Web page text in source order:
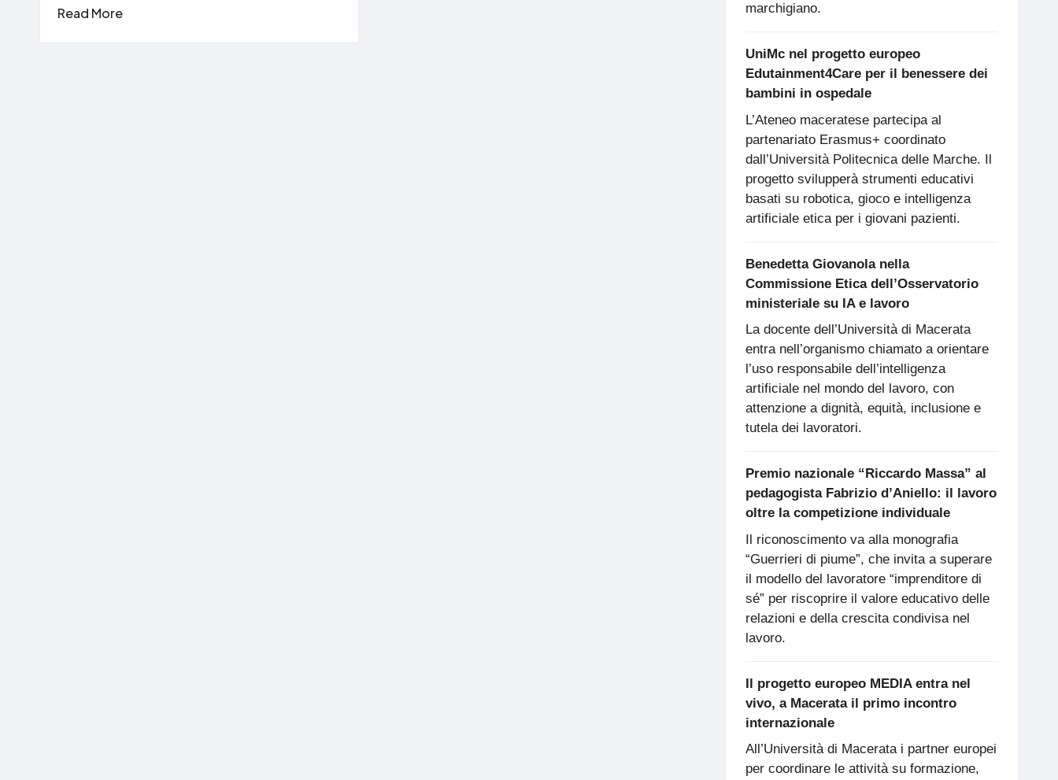
Read More
marchigiano.
UniMc nel progetto europeo
Edutainment4Care per il benessere dei
bambini in ospedale
L’Ateneo maceratese partecipa al
partenariato Erasmus+ coordinato
dall’Università Politecnica delle Marche. Il
progetto svilupperà strumenti educativi
basati su robotica, gioco e intelligenza
artificiale etica per i giovani pazienti.
Benedetta Giovanola nella
Commissione Etica dell’Osservatorio
ministeriale su IA e lavoro
La docente dell’Università di Macerata
entra nell’organismo chiamato a orientare
l’uso responsabile dell’intelligenza
artificiale nel mondo del lavoro, con
attenzione a dignità, equità, inclusione e
tutela dei lavoratori.
Premio nazionale “Riccardo Massa” al
pedagogista Fabrizio d’Aniello: il lavoro
oltre la competizione individuale
Il riconoscimento va alla monografia
“Guerrieri di piume”, che invita a superare
il modello del lavoratore “imprenditore di
sé” per riscoprire il valore educativo delle
relazioni e della crescita condivisa nel
lavoro.
Il progetto europeo MEDIA entra nel
vivo, a Macerata il primo incontro
internazionale
All’Università di Macerata i partner europei
per coordinare le attività su formazione,